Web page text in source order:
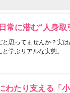
常に潜む“人身取
と思ってませんか？実
学ぶリアルな実態。
わたり支える「小